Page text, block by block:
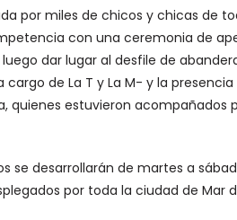
por miles de chicos y chicas de
con una ceremonia de
dar lugar al desfile de
de La T y La M- y la
quienes estuvieron acompañados
se desarrollarán de martes a
por toda la ciudad de Mar